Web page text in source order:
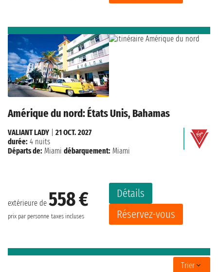
Amérique du nord: États Unis, Bahamas
extérieure de 558 €
prix par personne taxes incluses
Détails
Réservez-vous
VALIANT LADY
21 OCT. 2027
durée: 4 nuits
Départs de: Miami débarquement: Miami
Trier